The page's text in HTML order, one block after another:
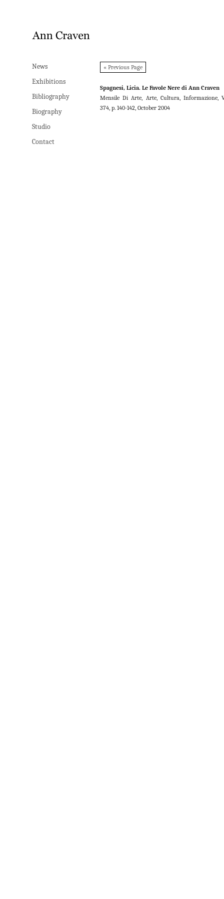
News
Exhibitions
Bibliography
Biography
Studio
Contact
« Previous Page
Spagnesi, Licia. Le Favole Nere di Ann Craven
Mensile Di Arte, Arte, Cultura, Informazione,
374, p. 140-142, October 2004
News
Exhibitions
Bibliography
Biography
Studio
Contact